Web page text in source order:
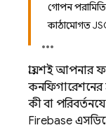
গোপন পরামিতি
কাঠামোগত
প্রায়শই আপনার
কনফিগারেশনের
কী বা
Firebase